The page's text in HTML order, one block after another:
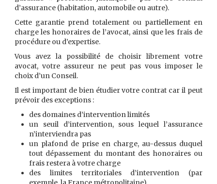
d’assurance (habitation, automobile ou autre).
Cette garantie prend totalement ou partiellement en
charge les honoraires de l’avocat, ainsi que les frais de
procédure ou d’expertise.
Vous avez la possibilité de choisir librement votre
avocat, votre assureur ne peut pas vous imposer le
choix d’un Conseil.
Il est important de bien étudier votre contrat car il peut
prévoir des exceptions :
des domaines d’intervention limités
un seuil d’intervention, sous lequel l’assurance
n’interviendra pas
un plafond de prise en charge, au-dessus duquel
tout dépassement du montant des honoraires ou
frais restera à votre charge
des limites territoriales d’intervention (par